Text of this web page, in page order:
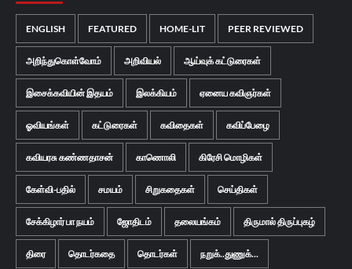
ENGLISH FEATURED HOME-LIT PEER REVIEWED
அறிந்துகொள்வோம் அறிவியல் ஆய்வுக் கட்டுரைகள்
இசைக்கவியின் இதயம் இலக்கியம் ஏனைய கவிஞர்கள்
ஓவியங்கள் கட்டுரைகள் கவிதைகள் கவிப்பேழை
கவியரசு கண்ணதாசன் காணொலி கிரேசி மொழிகள்
கேள்வி-பதில் சமயம் சிறுகதைகள் செய்திகள்
சேக்கிழார் பா நயம் ஜோதிடம் தலையங்கம் திருமால் திருப்புகழ்
திரை தொடர்கதை தொடர்கள் நறுக்..துணுக்...